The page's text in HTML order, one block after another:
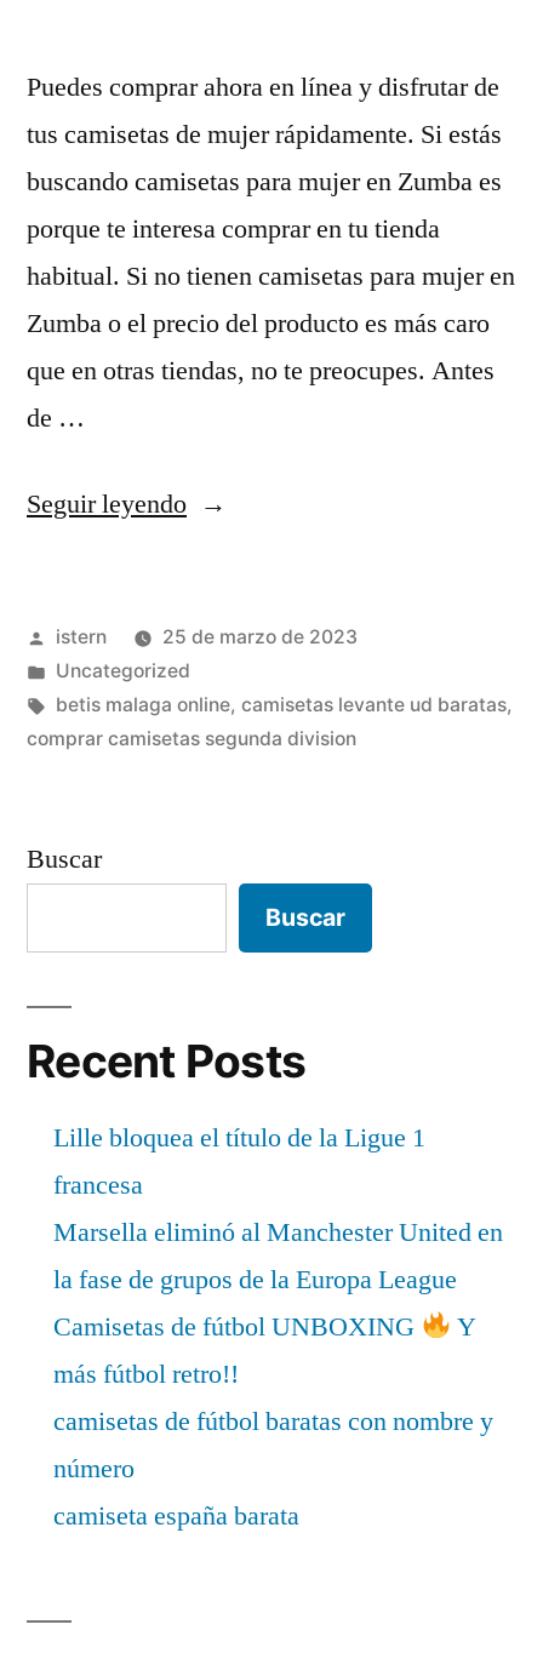
Puedes comprar ahora en línea y disfrutar de
tus camisetas de mujer rápidamente. Si estás
buscando camisetas para mujer en Zumba es
porque te interesa comprar en tu tienda
habitual. Si no tienen camisetas para mujer en
Zumba o el precio del producto es más caro
que en otras tiendas, no te preocupes. Antes
de …
Seguir leyendo«equipacion
decathlon»
Publicado
por
istern
25 de marzo de 2023
Publicado
en
Uncategorized
Etiquetas:
betis malaga online, camisetas levante ud baratas,
comprar camisetas segunda division
Buscar
Buscar
Recent Posts
Lille bloquea el título de la Ligue 1
francesa
Marsella eliminó al Manchester United en
la fase de grupos de la Europa League
Camisetas de fútbol UNBOXING
Y
más fútbol retro!!
camisetas de fútbol baratas con nombre y
número
camiseta españa barata